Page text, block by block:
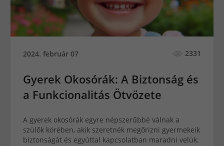
2024. február 07 2331
Gyerek Okosórák: A Biztonság és
a Funkcionalitás Ötvözete
A gyerek okosórák egyre népszerűbbé válnak a
szülők körében, akik szeretnék megőrizni gyermekeik
biztonságát és egyúttal kapcsolatban maradni velük.